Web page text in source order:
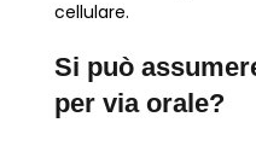
cellulare.
Si può
per via orale?